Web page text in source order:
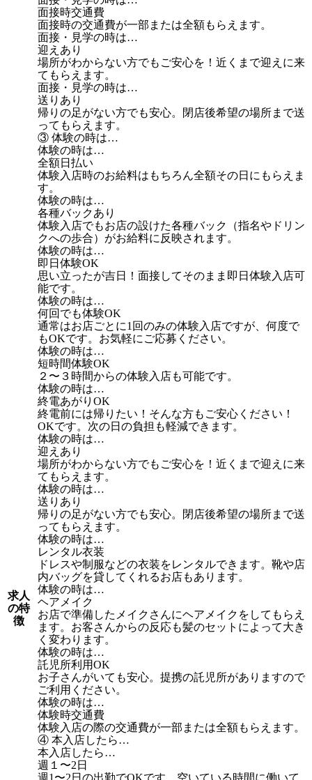
求人
の特
徴
面接時交通費
面接時の交通費が一部または全額もらえます。
面接・見学の時は…
迎えあり
場所がわからない方でもご安心を！近くまで迎えに来
てもらえます。
面接・見学の時は…
送りあり
帰りの足がない方でも安心。閉店後希望の場所まで送
ってもらえます。
③ 体験の時は…
体験の時は…
全額日払い
体験入店時のお給料はもちろん全額その日にもらえま
す。
体験の時は…
各種バックあり
体験入店でもお店の設けた各種バック（指名やドリン
クへの歩合）がお給料に反映されます。
体験の時は…
即日体験OK
思い立ったが吉日！面接してそのまま即日体験入店可
能です。
体験の時は…
何回でも体験OK
通常はお店ごとに1回のみの体験入店ですが、何度で
もOKです。お気軽にご応募ください。
体験の時は…
短時間体験OK
２〜３時間からの体験入店も可能です。
体験の時は…
終電あがりOK
終電前には帰りたい！そんな方もご安心ください！
OKです。次の日の負担も軽減できます。
体験の時は…
迎えあり
場所がわからない方でもご安心を！近くまで迎えに来
てもらえます。
体験の時は…
送りあり
帰りの足がない方でも安心。閉店後希望の場所まで送
ってもらえます。
体験の時は…
レンタル衣装
ドレスや制服などの衣装をレンタルできます。靴や店
内バッグを貸してくれるお店もあります。
体験の時は…
ヘアメイク
お店で準備したメイクさんにヘアメイクをしてもらえ
ます。お客さんからの反応も髪のセットによって大き
く変わります。
体験の時は…
託児所利用OK
お子さんがいても安心。提携の託児所がありますので
ご利用ください。
体験の時は…
体験時交通費
体験入店の際の交通費が一部または全額もらえます。
④ 本入店したら…
本入店したら…
週１〜2日
週1〜2日の出勤でOKです。空いている時間に働いて